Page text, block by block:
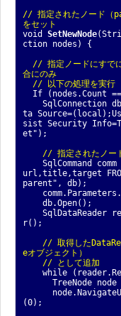
// 指定されたノード（
をセット
void SetNewNode
ction nodes) {
// 指定ノードにすで
合にのみ
// 以下の処理を実行
If (nodes.Count
SqlConnection db
ta
sist Security
et");
// 指定されたノー
SqlCommand comm
url,title,target FROM
parent", db);
db.Open();
SqlDataReader
r();
// 取得した
eオブジェクト）
// として追加
while
TreeNode node =
(0);